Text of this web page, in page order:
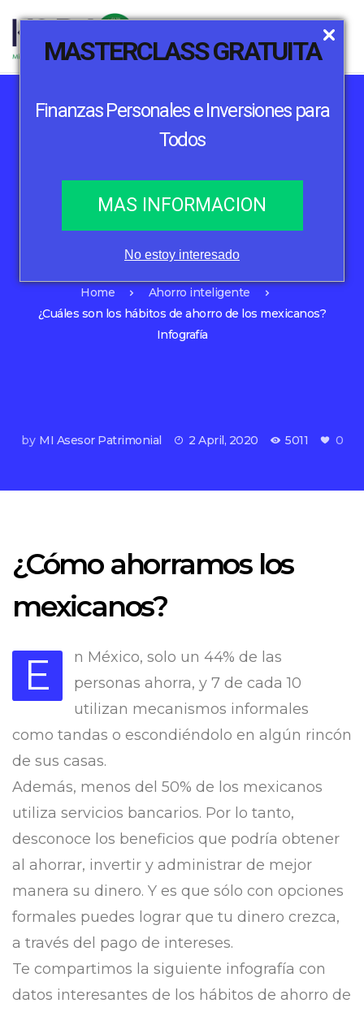
MASTERCLASS GRATUITA
Finanzas Personales e Inversiones para
Todos
MAS INFORMACION
No estoy interesado
Ahorro inteligente Inversión
¿Cuáles son los hábitos de ahorro de
los mexicanos? Infografía
Home
Ahorro inteligente
¿Cuáles son los hábitos de ahorro de los mexicanos?
Infografía
by MI Asesor Patrimonial 2 April, 2020 5011 0
¿Cómo ahorramos los
mexicanos?
E
n México, solo un 44% de las
personas ahorra, y 7 de cada 10
utilizan mecanismos informales
como tandas o escondiéndolo en algún rincón
de sus casas.
Además, menos del 50% de los mexicanos
utiliza servicios bancarios. Por lo tanto,
desconoce los beneficios que podría obtener
al ahorrar, invertir y administrar de mejor
manera su dinero. Y es que sólo con opciones
formales puedes lograr que tu dinero crezca,
a través del pago de intereses.
Te compartimos la siguiente infografía con
datos interesantes de los hábitos de ahorro de